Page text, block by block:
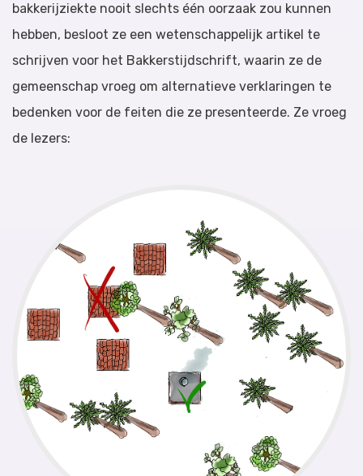
bakkerijziekte nooit slechts één oorzaak zou kunnen
hebben, besloot ze een wetenschappelijk artikel te
schrijven voor het Bakkerstijdschrift, waarin ze de
gemeenschap vroeg om alternatieve verklaringen te
bedenken voor de feiten die ze presenteerde. Ze vroeg
de lezers: